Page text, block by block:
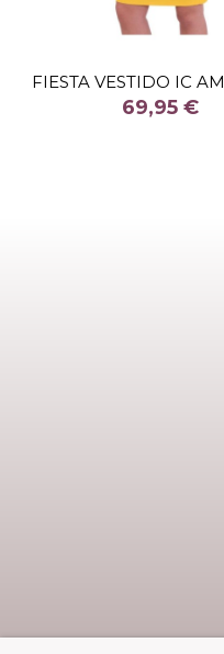
FIESTA VESTIDO IC
69,95 €
TALLA
COLOR